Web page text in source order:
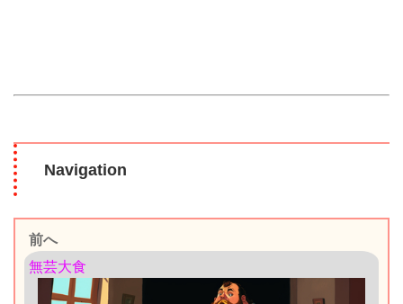
Navigation
前へ
無芸大食